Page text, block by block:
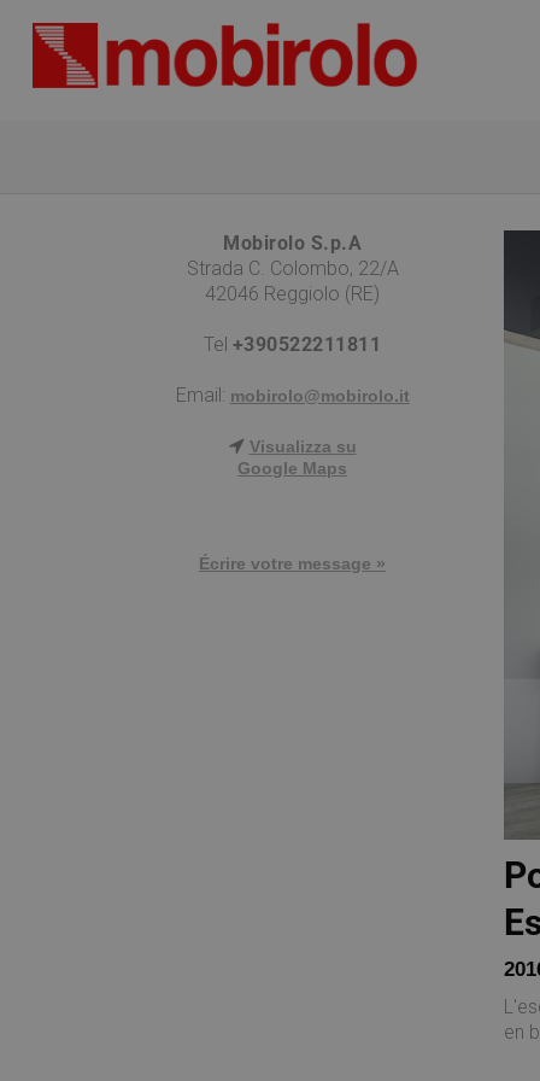
Mobirolo S.p.A
Strada C. Colombo, 22/A
42046 Reggiolo (RE)
Tel +390522211811
Email: mobirolo@mobirolo.it
Visualizza su
Google Maps
Écrire votre message »
en